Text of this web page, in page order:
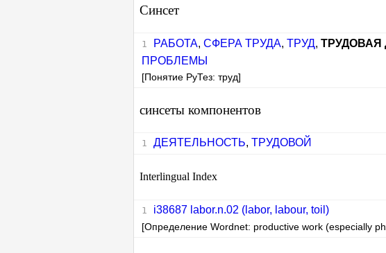
Синсет
РАБОТА, СФЕРА ТРУДА, ТРУД, ТРУДОВАЯ
ПРОБЛЕМЫ
[Понятие РуТез: труд]
синсеты компонентов
ДЕЯТЕЛЬНОСТЬ, ТРУДОВОЙ
Interlingual Index
i38687 labor.n.02 (labor, labour, toil)
[Определение Wordnet: productive work (especially